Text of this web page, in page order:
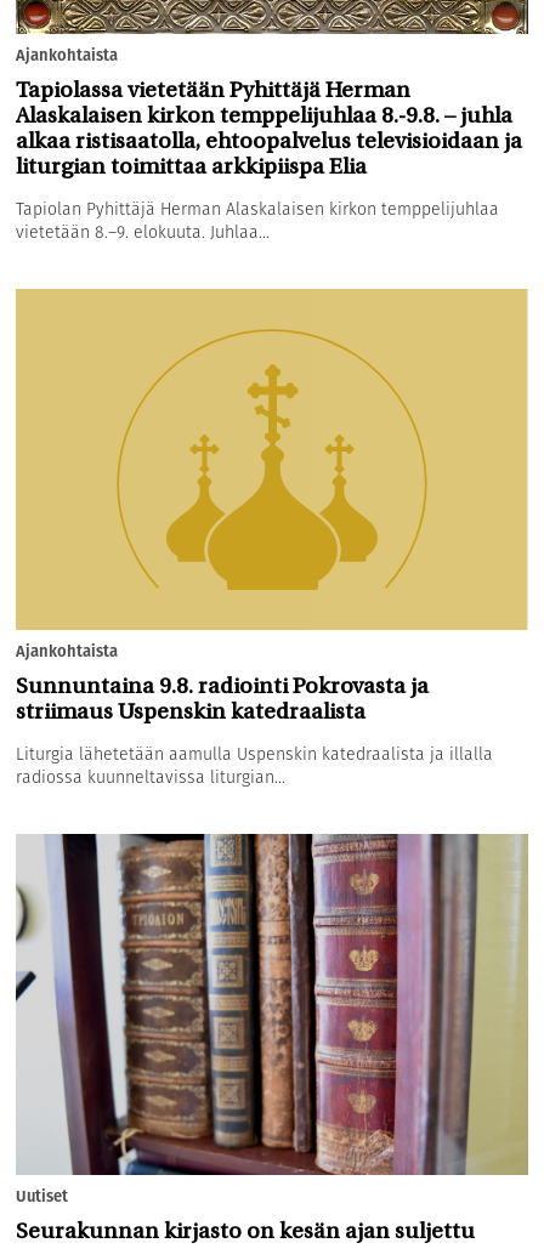
Ajankohtaista
Tapiolassa vietetään Pyhittäjä Herman
Alaskalaisen kirkon temppelijuhlaa 8.-9.8. – juhla
alkaa ristisaatolla, ehtoopalvelus televisioidaan ja
liturgian toimittaa arkkipiispa Elia
Tapiolan Pyhittäjä Herman Alaskalaisen kirkon temppelijuhlaa
vietetään 8.–9. elokuuta. Juhlaa...
Ajankohtaista
Sunnuntaina 9.8. radiointi Pokrovasta ja
striimaus Uspenskin katedraalista
Liturgia lähetetään aamulla Uspenskin katedraalista ja illalla
radiossa kuunneltavissa liturgian...
Uutiset
Seurakunnan kirjasto on kesän ajan suljettu